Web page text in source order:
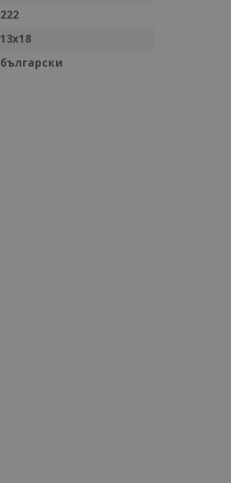
222
13х18
български